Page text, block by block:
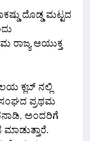
ದೊಡ್ಡ ಮಟ್ಟದ
ರಾಜ್ಯ ಆಯುಕ್ತ
ಕ್ಲಬ್ ನಲ್ಲಿ
ಸಂಘದ ಪ್ರಥಮ
ಅಂದರಿಗೆ